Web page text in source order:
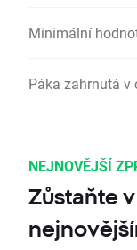
Minimální
Páka zahrnutá v
NEJNOVĚJŠÍ
Zůstaňte